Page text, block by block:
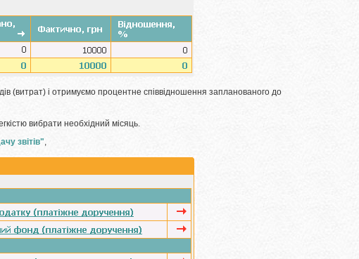
(витрат) і отримуємо процентне співвідношення запланованого до
вибрати необхідний місяць.
звітів",